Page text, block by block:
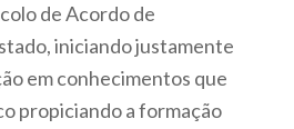
de Acordo de
iniciando justamente
em conhecimentos que
propiciando a formação